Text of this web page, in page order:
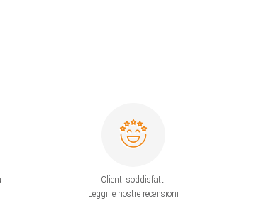
Clienti soddisfatti
Leggi le nostre recensioni